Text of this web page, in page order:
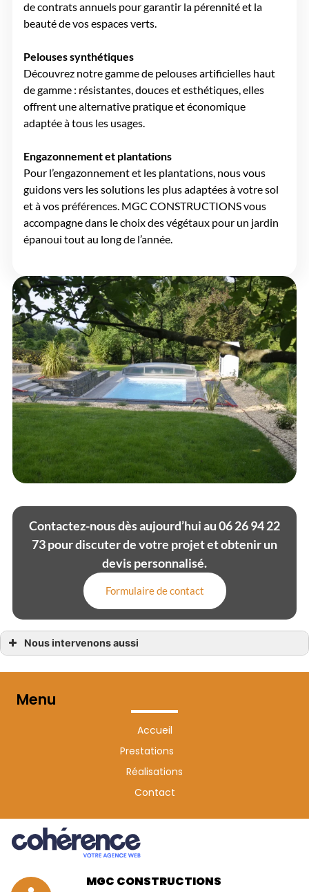
de contrats annuels pour garantir la pérennité et la
beauté de vos espaces verts.
Pelouses synthétiques
Découvrez notre gamme de pelouses artificielles haut
de gamme : résistantes, douces et esthétiques, elles
offrent une alternative pratique et économique
adaptée à tous les usages.
Engazonnement et plantations
Pour l’engazonnement et les plantations, nous vous
guidons vers les solutions les plus adaptées à votre sol
et à vos préférences. MGC CONSTRUCTIONS vous
accompagne dans le choix des végétaux pour un jardin
épanoui tout au long de l’année.
Contactez-nous dès aujourd’hui au 06 26 94 22
73 pour discuter de votre projet et obtenir un
devis personnalisé.
Formulaire de contact
Nous intervenons aussi
Aménagement piscine Clisson
Aménagement piscine Vallet
Menu
Accueil
Prestations
Réalisations
Contact
MGC CONSTRUCTIONS